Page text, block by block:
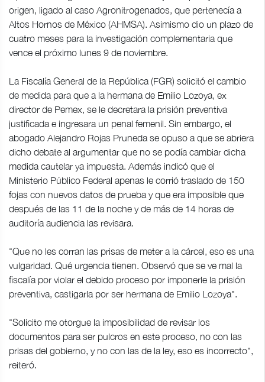
origen, ligado al caso Agronitrogenados, que pertenecía a
Altos Hornos de México (AHMSA). Asimismo dio un plazo de
cuatro meses para la investigación complementaria que
vence el próximo lunes 9 de noviembre.
La Fiscalía General de la República (FGR) solicitó el cambio
de medida para que a la hermana de Emilio Lozoya, ex
director de Pemex, se le decretara la prisión preventiva
justificada e ingresara un penal femenil. Sin embargo, el
abogado Alejandro Rojas Pruneda se opuso a que se abriera
dicho debate al argumentar que no se podía cambiar dicha
medida cautelar ya impuesta. Además indicó que el
Ministerio Público Federal apenas le corrió traslado de 150
fojas con nuevos datos de prueba y que era imposible que
después de las 11 de la noche y de más de 14 horas de
auditoría audiencia las revisara.
"Que no les corran las prisas de meter a la cárcel, eso es una
vulgaridad. Qué urgencia tienen. Observó que se ve mal la
fiscalía por violar el debido proceso por imponerle la prisión
preventiva, castigarla por ser hermana de Emilio Lozoya".
"Solicito me otorgue la imposibilidad de revisar los
documentos para ser pulcros en este proceso, no con las
prisas del gobierno, y no con las de la ley, eso es incorrecto",
reiteró.